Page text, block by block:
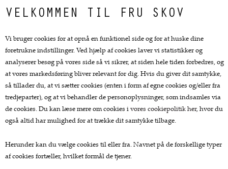
VELKOMMEN TIL FRU SKOV
Vi bruger cookies for at opnå en funktionel side og for at huske dine
foretrukne indstillinger. Ved hjælp af cookies laver vi statistikker og
analyserer besøg på vores side så vi sikrer, at siden hele tiden forbedres, og
at vores markedsføring bliver relevant for dig. Hvis du giver dit samtykke,
så tillader du, at vi sætter cookies (enten i form af egne cookies og/eller fra
tredjeparter), og at vi behandler de personoplysninger, som indsamles via
de cookies. Du kan læse mere om cookies i vores cookiepolitik her, hvor du
også altid har mulighed for at trække dit samtykke tilbage.
Herunder kan du vælge cookies til eller fra. Navnet på de forskellige typer
af cookies fortæller, hvilket formål de tjener.
Top kategorier
Køkkenknive
Te og kaffe
Kurv
Bestil